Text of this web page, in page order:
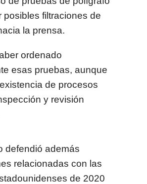
posibles filtraciones de
la prensa.
ordenado
esas pruebas, aunque
de procesos
y revisión
defendió además
relacionadas con las
de 2020